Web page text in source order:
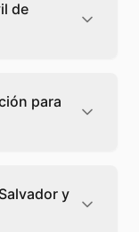
de
de
hablas, sin
para
una
y